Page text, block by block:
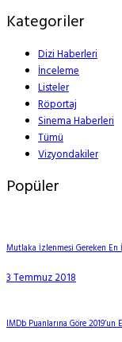
Kategoriler
Dizi Haberleri
İnceleme
Listeler
Röportaj
Sinema Haberleri
Tümü
Vizyondakiler
Popüler
Mutlaka İzlenmesi Gereken En
3 Temmuz 2018
IMDb Puanlarına Göre 2019’un